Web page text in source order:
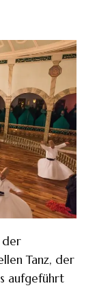
der
Tanz, der
aufgeführt